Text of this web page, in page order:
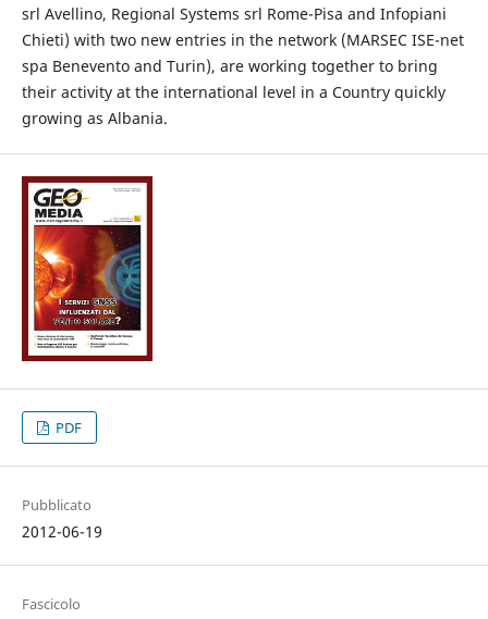
srl Avellino, Regional Systems srl Rome-Pisa and Infopiani
Chieti) with two new entries in the network (MARSEC ISE-net
spa Benevento and Turin), are working together to bring
their activity at the international level in a Country quickly
growing as Albania.
PDF
Pubblicato
2012-06-19
Fascicolo